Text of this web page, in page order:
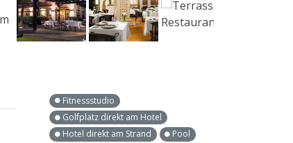
Fitnessstudio
Golfplatz direkt am Hotel
Hotel direkt am Strand
Pool